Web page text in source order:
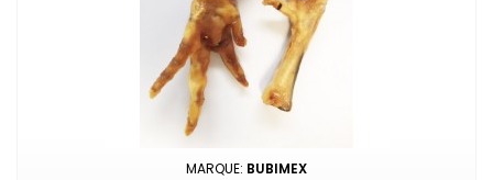
MARQUE: BUBIMEX